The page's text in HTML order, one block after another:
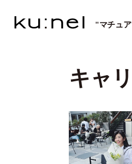
"マチュア
キャ